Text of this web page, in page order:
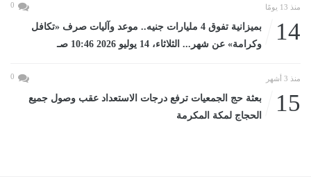
منذ 13 يومًا 0
14
بميزانية تفوق 4 مليارات جنيه.. موعد وآليات صرف «تكافل
وكرامة» عن شهر... الثلاثاء، 14 يوليو 2026 10:46 صـ
منذ 3 أشهر 0
15
بعثة حج الجمعيات ترفع درجات الاستعداد عقب وصول جميع
الحجاج لمكة المكرمة